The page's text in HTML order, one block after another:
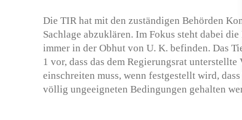
Die TIR hat mit den zuständigen Behörden
Sachlage abzuklären. Im Fokus steht dabei die
immer in der Obhut von U. K. befinden. Das
1 vor, dass das dem Regierungsrat
einschreiten muss, wenn festgestellt wird,
völlig ungeeigneten Bedingungen gehalten